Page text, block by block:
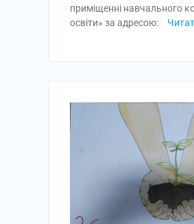
приміщенні навчального
освіти» за адресою: